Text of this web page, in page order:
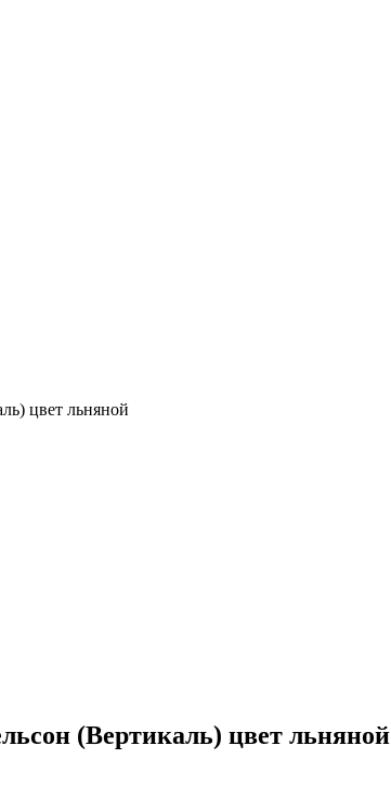
цвет льняной
(Вертикаль) цвет льняной